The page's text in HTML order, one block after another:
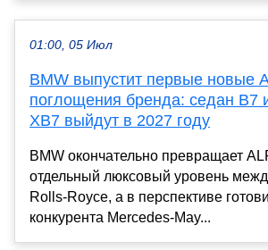
01:00, 05 Июл
BMW выпустит первые новые
поглощения бренда: седан B7
XB7 выйдут в 2027 году
BMW окончательно превращает
отдельный люксовый уровень
Rolls-Royce, а в перспективе
конкурента Mercedes-May...